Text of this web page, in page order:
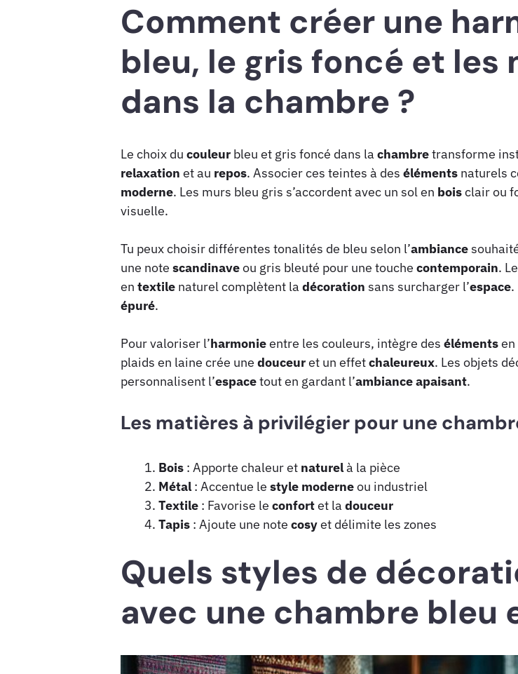
Comment créer une
bleu, le gris foncé et
dans la chambre ?
Le choix du couleur bleu et gris foncé dans la chambretransforme
relaxation et au repos. Associer ces teintes à des éléments naturels
moderne. Les murs bleu gris s’accordent avec un sol en boisclair ou
visuelle.
Tu peux choisir différentes tonalités de bleu selon l’ambiance
une note scandinaveou gris bleuté pour une touche contemporain.
en textile naturel complètent la décoration sans surcharger l’espace.
épuré.
Pour valoriser l’harmonieentre les couleurs, intègre des élémentsen
plaids en laine crée une douceuret un effetchaleureux. Les objets
personnalisent l’espacetout en gardant l’ambianceapaisant.
Les matières à privilégier pour une
Bois : Apporte chaleur et naturelà la pièce
Métal : Accentue le style moderneou industriel
Textile : Favorise le confortet la douceur
Tapis : Ajoute une note cosyet délimite les zones
Quels styles de
avec une chambre bleu